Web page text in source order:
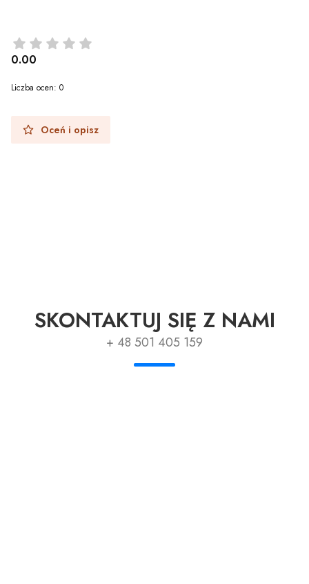
0.00
Liczba ocen: 0
Oceń i opisz
SKONTAKTUJ SIĘ Z NAMI
+ 48 501 405 159